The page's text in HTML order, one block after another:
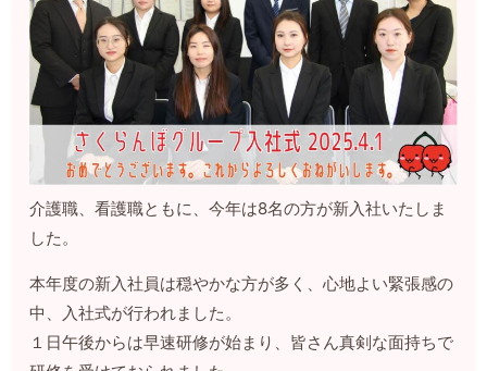
介護職、看護職ともに、今年は8名の方が新入社いたしま
した。
本年度の新入社員は穏やかな方が多く、心地よい緊張感の
中、入社式が行われました。
１日午後からは早速研修が始まり、皆さん真剣な面持ちで